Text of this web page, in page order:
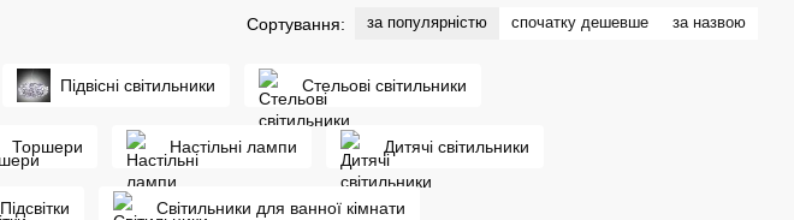
Сортування: за популярністю спочатку дешевше за назвою
Підвісні світильники Стельові світильники
Торшери Настільні лампи Дитячі світильники
Підсвітки Світильники для ванної кімнати